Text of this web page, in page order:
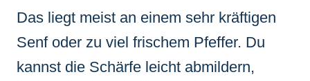
Das liegt meist an einem sehr kräftigen
Senf oder zu viel frischem Pfeffer. Du
kannst die Schärfe leicht abmildern,